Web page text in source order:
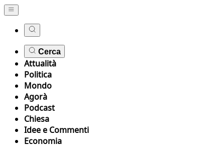
Cerca
Attualità
Politica
Mondo
Agorà
Podcast
Chiesa
Idee e Commenti
Economia